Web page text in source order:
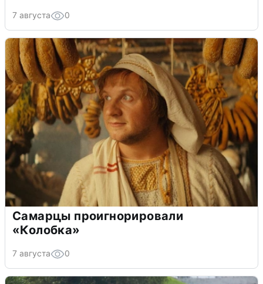
7 августа 0
Самарцы проигнорировали
«Колобка»
7 августа 0